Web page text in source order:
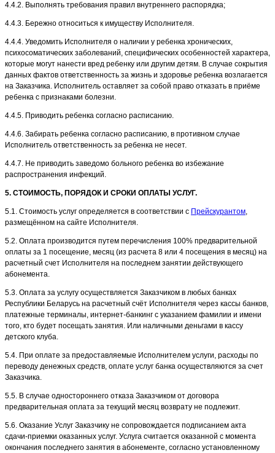
4.4.2. Выполнять требования правил внутреннего распорядка;
4.4.3. Бережно относиться к имуществу Исполнителя.
4.4.4. Уведомить Исполнителя о наличии у ребенка хронических,
психосоматических заболеваний, специфических особенностей характера,
которые могут нанести вред ребенку или другим детям. В случае сокрытия
данных фактов ответственность за жизнь и здоровье ребенка возлагается
на Заказчика. Исполнитель оставляет за собой право отказать в приёме
ребенка с признаками болезни.
4.4.5. Приводить ребенка согласно расписанию.
4.4.6. Забирать ребенка согласно расписанию, в противном случае
Исполнитель ответственность за ребенка не несет.
4.4.7. Не приводить заведомо больного ребенка во избежание
распространения инфекций.
5. СТОИМОСТЬ, ПОРЯДОК И СРОКИ ОПЛАТЫ УСЛУГ.
5.1. Стоимость услуг определяется в соответствии с Прейскурантом
размещённом на сайте Исполнителя.
5.2. Оплата производится путем перечисления 100% предварительной
оплаты за 1 посещение, месяц (из расчета 8 или 4 посещения в месяц) на
расчетный счет Исполнителя на последнем занятии действующего
абонемента.
5.3. Оплата за услугу осуществляется Заказчиком в любых банках
Республики Беларусь на расчетный счёт Исполнителя через кассы банков,
платежные терминалы, интернет-банкинг с указанием фамилии и имени
того, кто будет посещать занятия. Или наличными деньгами в кассу
детского клуба.
5.4. При оплате за предоставляемые Исполнителем услуги, расходы по
переводу денежных средств, оплате услуг банка осуществляются за счет
Заказчика.
5.5. В случае одностороннего отказа Заказчиком от договора
предварительная оплата за текущий месяц возврату не подлежит.
5.6. Оказание Услуг Заказчику не сопровождается подписанием акта
сдачи-приемки оказанных услуг. Услуга считается оказанной с момента
окончания последнего занятия в абонементе, согласно установленному